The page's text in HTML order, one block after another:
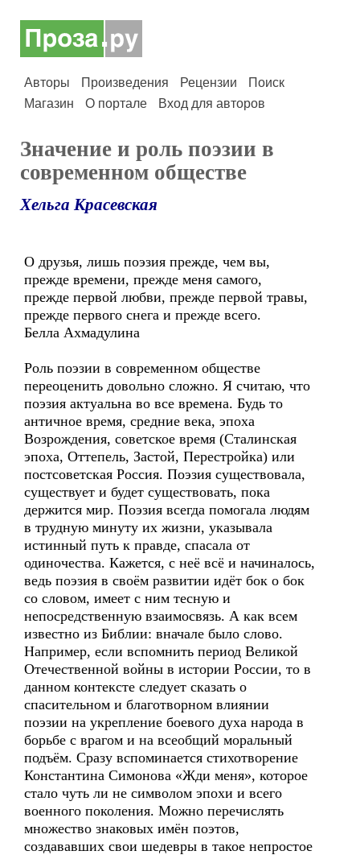
Авторы Произведения Рецензии
Поиск
Магазин
О портале Вход для авторов
Значение и роль поэзии в
современном обществе
Хельга Красевская
О друзья, лишь поэзия прежде, чем вы,
прежде времени, прежде меня самого,
прежде первой любви, прежде первой травы,
прежде первого снега и прежде всего.
Белла Ахмадулина
Роль поэзии в современном обществе
переоценить довольно сложно. Я считаю, что
поэзия актуальна во все времена. Будь то
античное время, средние века, эпоха
Возрождения, советское время (Сталинская
эпоха, Оттепель, Застой, Перестройка) или
постсоветская Россия. Поэзия существовала,
существует и будет существовать, пока
держится мир. Поэзия всегда помогала людям
в трудную минуту их жизни, указывала
истинный путь к правде, спасала от
одиночества. Кажется, с неё всё и начиналось,
ведь поэзия в своём развитии идёт бок о бок
со словом, имеет с ним тесную и
непосредственную взаимосвязь. А как всем
известно из Библии: вначале было слово.
Например, если вспомнить период Великой
Отечественной войны в истории России, то в
данном контексте следует сказать о
спасительном и благотворном влиянии
поэзии на укрепление боевого духа народа в
борьбе с врагом и на всеобщий моральный
подъём. Сразу вспоминается стихотворение
Константина Симонова «Жди меня», которое
стало чуть ли не символом эпохи и всего
военного поколения. Можно перечислять
множество знаковых имён поэтов,
создававших свои шедевры в такое непростое